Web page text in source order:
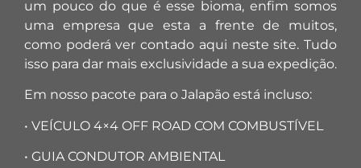
um pouco do que é esse bioma, enfim somos
uma empresa que esta a frente de muitos,
como poderá ver contado aqui neste site. Tudo
isso para dar mais exclusividade a sua expedição.
Em nosso pacote para o Jalapão está incluso:
• VEÍCULO 4×4 OFF ROAD COM COMBUSTÍVEL
• GUIA CONDUTOR AMBIENTAL